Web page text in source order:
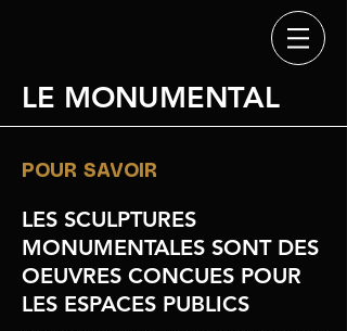
LE MONUMENTAL
POUR SAVOIR
LES SCULPTURES
MONUMENTALES SONT DES
OEUVRES CONCUES POUR
LES ESPACES PUBLICS